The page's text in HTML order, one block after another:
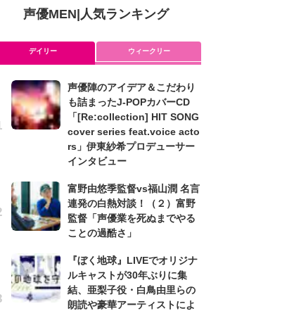
声優MEN| 人気ランキング
デイリー ウィークリー
声優陣のアイデア＆こだわり
も詰まったJ-POPカバーCD
「[Re:collection] HIT SONG
cover series feat.voice acto
rs」伊東紗希プロデューサー
インタビュー
富野由悠季監督vs福山潤 名言
連発の白熱対談！（２）富野
監督「声優業を死ぬまでやる
ことの過酷さ」
『ぼく地球』LIVEでオリジナ
ルキャストが30年ぶりに集
結、亜梨子役・白鳥由里らの
朗読や豪華アーティストによ